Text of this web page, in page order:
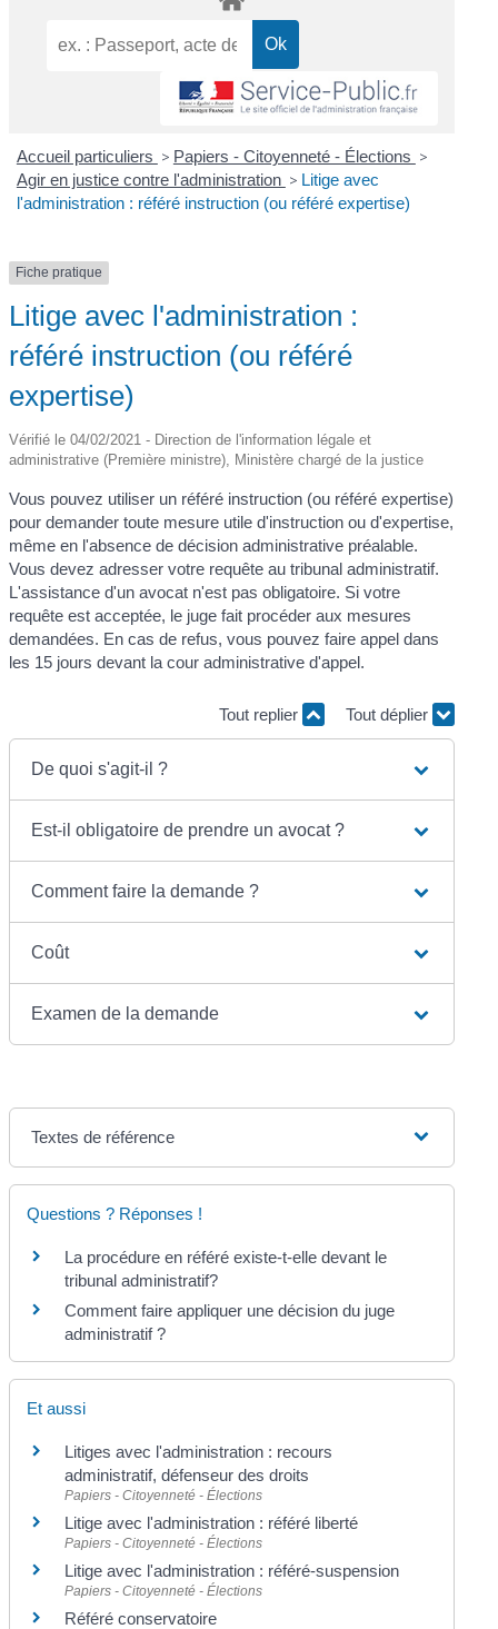
Accueil particuliers > Papiers - Citoyenneté - Élections >
Agir en justice contre l'administration > Litige avec
l'administration : référé instruction (ou référé expertise)
Fiche pratique
Litige avec l'administration :
référé instruction (ou référé
expertise)
Vérifié le 04/02/2021 - Direction de l'information légale et
administrative (Première ministre), Ministère chargé de la justice
Vous pouvez utiliser un référé instruction (ou référé expertise)
pour demander toute mesure utile d'instruction ou d'expertise,
même en l'absence de décision administrative préalable.
Vous devez adresser votre requête au tribunal administratif.
L'assistance d'un avocat n'est pas obligatoire. Si votre
requête est acceptée, le juge fait procéder aux mesures
demandées. En cas de refus, vous pouvez faire appel dans
les 15 jours devant la cour administrative d'appel.
Tout replier Tout déplier
De quoi s'agit-il ?
Est-il obligatoire de prendre un avocat ?
Comment faire la demande ?
Coût
Examen de la demande
Textes de référence
Questions ? Réponses !
La procédure en référé existe-t-elle devant le
tribunal administratif?
Comment faire appliquer une décision du juge
administratif ?
Et aussi
Litiges avec l'administration : recours
administratif, défenseur des droits
Papiers - Citoyenneté - Élections
Litige avec l'administration : référé liberté
Papiers - Citoyenneté - Élections
Litige avec l'administration : référé-suspension
Papiers - Citoyenneté - Élections
Référé conservatoire